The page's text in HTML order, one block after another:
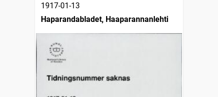
1917-01-13
Haparandabladet, Haaparannanlehti